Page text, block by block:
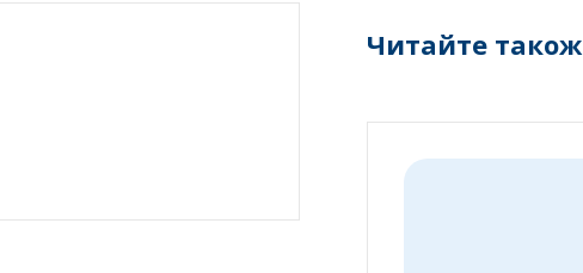
Читайте також